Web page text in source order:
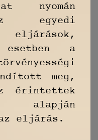
nyomán
egyedi
esetben a
meg,
érintettek
alapján
eljárás.